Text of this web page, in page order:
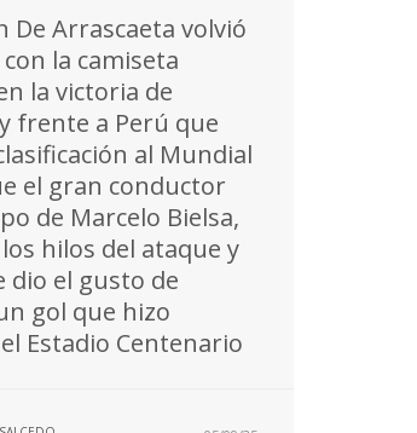
De Arrascaeta volvió
la camiseta
la victoria de
frente a Perú que
al Mundial
el gran conductor
de Marcelo Bielsa,
hilos del ataque y
dio el gusto de
gol que hizo
Estadio Centenario